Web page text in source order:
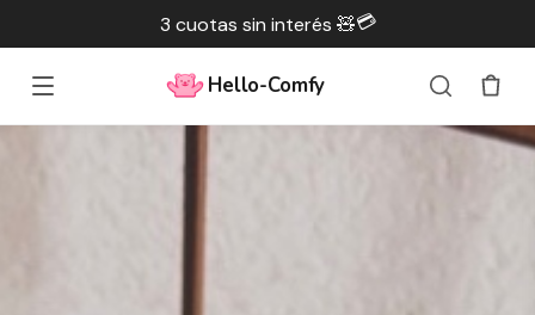
3 cuotas sin interés 🧸💳
Hello-Comfy